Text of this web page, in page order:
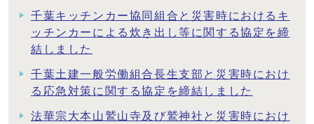
千葉キッチンカー協同組合と災害時におけるキ
ッチンカーによる炊き出し等に関する協定を締
結しました
千葉土建一般労働組合長生支部と災害時におけ
る応急対策に関する協定を締結しました
法華宗大本山鷲山寺及び鷲神社と災害時におけ